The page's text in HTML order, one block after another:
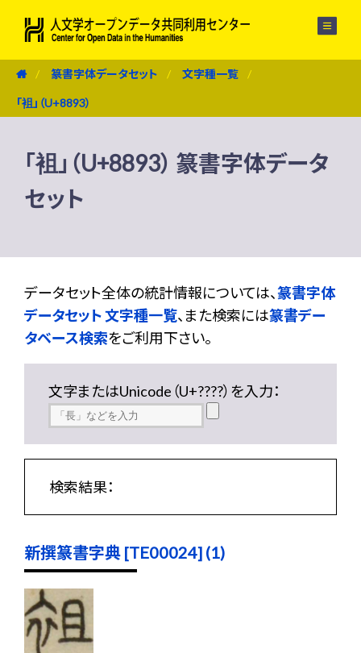
篆書字体データセット 文字種一覧
「袓」（U+8893）
「袓」（U+8893） 篆書字体データ
セット
データセット全体の統計情報については、篆書字体
データセット 文字種一覧、また検索には篆書デー
タベース検索をご利用下さい。
文字またはUnicode（U+????）を入力：
検索結果：
新撰篆書字典 [TE00024] (1)